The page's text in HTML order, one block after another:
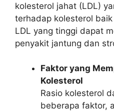
kolesterol jahat (LDL)
terhadap kolesterol
LDL yang tinggi dapat
penyakit jantung dan
Faktor yang
Kolesterol
Rasio kolesterol
beberapa faktor,